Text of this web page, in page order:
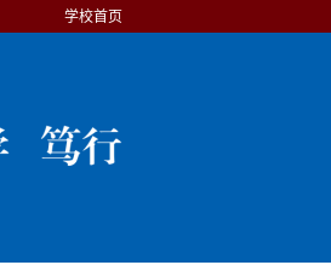
学校首页